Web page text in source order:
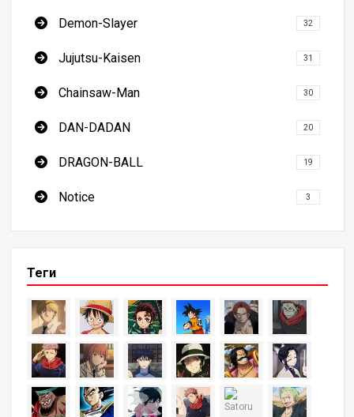
Demon-Slayer 32
Jujutsu-Kaisen 31
Chainsaw-Man 30
DAN-DADAN 20
DRAGON-BALL 19
Notice 3
Теги